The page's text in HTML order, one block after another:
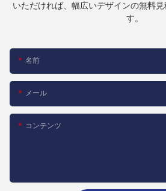
いただければ、幅広いデザインの無料
す。
名前
メール
コンテンツ